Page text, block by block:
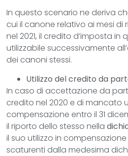
In questo scenario ne deriva
cui il canone relativo ai mesi
nel 2021, il credito d’imposta in
utilizzabile successivamente
dei canoni stessi.
Utilizzo del credito da
In caso di accettazione da
credito nel 2020 e di mancato
compensazione entro il 31
il riporto dello stesso nella
il suo utilizzo in
scaturenti dalla medesima